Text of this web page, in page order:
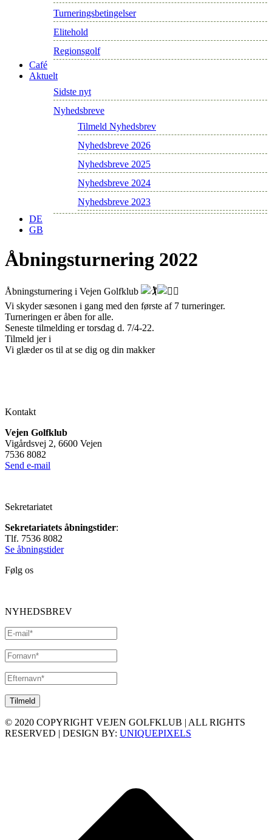
Turneringsbetingelser
Elitehold
Regionsgolf
Café
Aktuelt
Sidste nyt
Nyhedsbreve
Tilmeld Nyhedsbrev
Nyhedsbreve 2026
Nyhedsbreve 2025
Nyhedsbreve 2024
Nyhedsbreve 2023
DE
GB
Åbningsturnering 2022
Åbningsturnering i Vejen Golfklub
Vi skyder sæsonen i gang med den første af 7 turneringer.
Turneringen er åben for alle.
Seneste tilmelding er torsdag d. 7/4-22.
Tilmeld jer i
Vi glæder os til at se dig og din makker
Kontakt
Vejen Golfklub
Vigårdsvej 2, 6600 Vejen
7536 8082
Send e-mail
Sekretariatet
Sekretariatets åbningstider:
Tlf. 7536 8082
Se åbningstider
Følg os
NYHEDSBREV
© 2020 COPYRIGHT VEJEN GOLFKLUB | ALL RIGHTS
RESERVED | DESIGN BY: UNIQUEPIXELS